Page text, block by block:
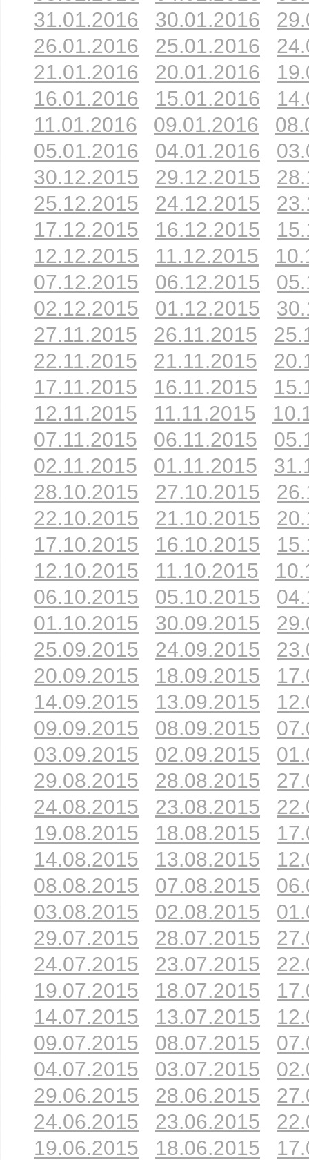
31.01.2016
30.01.2016
26.01.2016
25.01.2016
21.01.2016
20.01.2016
16.01.2016
15.01.2016
11.01.2016
09.01.2016
05.01.2016
04.01.2016
30.12.2015
29.12.2015
25.12.2015
24.12.2015
17.12.2015
16.12.2015
12.12.2015
11.12.2015
07.12.2015
06.12.2015
02.12.2015
01.12.2015
27.11.2015
26.11.2015
22.11.2015
21.11.2015
17.11.2015
16.11.2015
12.11.2015
11.11.2015
07.11.2015
06.11.2015
02.11.2015
01.11.2015
28.10.2015
27.10.2015
22.10.2015
21.10.2015
17.10.2015
16.10.2015
12.10.2015
11.10.2015
06.10.2015
05.10.2015
01.10.2015
30.09.2015
25.09.2015
24.09.2015
20.09.2015
18.09.2015
14.09.2015
13.09.2015
09.09.2015
08.09.2015
03.09.2015
02.09.2015
29.08.2015
28.08.2015
24.08.2015
23.08.2015
19.08.2015
18.08.2015
14.08.2015
13.08.2015
08.08.2015
07.08.2015
03.08.2015
02.08.2015
29.07.2015
28.07.2015
24.07.2015
23.07.2015
19.07.2015
18.07.2015
14.07.2015
13.07.2015
09.07.2015
08.07.2015
04.07.2015
03.07.2015
29.06.2015
28.06.2015
24.06.2015
23.06.2015
19.06.2015
18.06.2015